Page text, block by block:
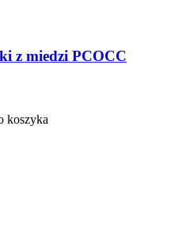
z miedzi PCOCC
koszyka